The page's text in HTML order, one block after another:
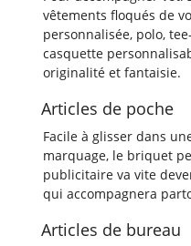
vêtements floqués de
personnalisée, polo,
casquette
originalité et fantaisie.
Articles de poche
Facile à glisser dans
marquage, le briquet
publicitaire va vite
qui accompagnera
Articles de bureau